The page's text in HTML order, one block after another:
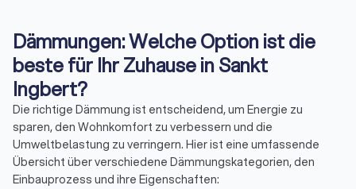
Dämmungen: Welche Option ist die
beste für Ihr Zuhause in Sankt
Ingbert?
Die richtige Dämmung ist entscheidend, um Energie zu
sparen, den Wohnkomfort zu verbessern und die
Umweltbelastung zu verringern. Hier ist eine umfassende
Übersicht über verschiedene Dämmungskategorien, den
Einbauprozess und ihre Eigenschaften: